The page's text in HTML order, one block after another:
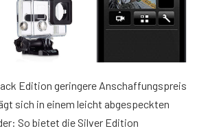
Edition geringere Anschaffungspreis
sich in einem leicht abgespeckten
So bietet die Silver Edition